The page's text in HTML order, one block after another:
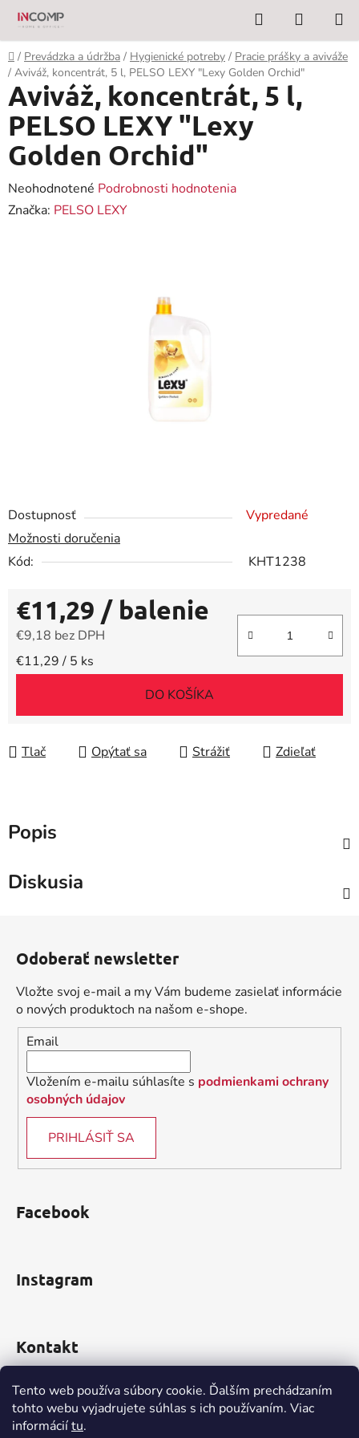
Tento web používa súbory cookie. Ďalším prechádzaním
tohto webu vyjadrujete súhlas s ich používaním. Viac
informáciítu.
Prejsť
obsah
Hľadať
KOŠÍK
Domov
/ Prevádzka a údržba / Hygienické potreby / Pracie prášky a aviváže
/ Aviváž, koncentrát, 5 l, PELSO LEXY "Lexy Golden Orchid"
Dostupnosť
Vypredané
Možnosti doručenia
Kód:
KHT1238
€11,29 / balenie
€9,18 bez DPH
Jednotková cena:
€11,29 / 5 ks
DO KOŠÍKA
Tlač Opýtať sa Strážiť Zdieľať
Aviváž, koncentrát, 5 l,
PELSO LEXY "Lexy
Golden Orchid"
Priemerné
hodnotenie
Neohodnotené Podrobnosti hodnotenia
Značka: PELSO LEXY
Popis
Diskusia
Odoberať newsletter
Vložte svoj e-mail a my Vám budeme zasielať informácie
o nových produktoch na našom e-shope.
Email
Vložením e-mailu súhlasíte s podmienkami ochrany
osobných údajov
PRIHLÁSIŤ SA
Facebook
Instagram
Kontakt
obchod@incomp.sk
0910 999 552